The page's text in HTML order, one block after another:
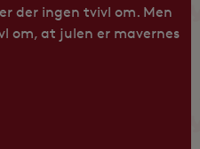
der ingen tvivl om. Men
om, at julen er mavernes